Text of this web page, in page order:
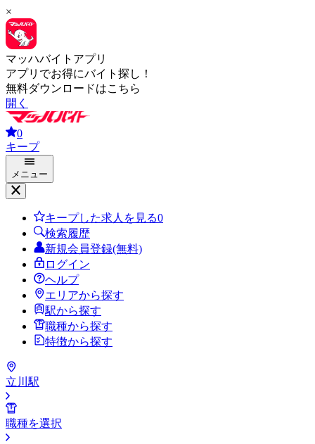
×
マッハバイトアプリ
アプリでお得にバイト探し！
無料ダウンロードはこちら
開く
0
キープ
メニュー
キープした求人を見る0
検索履歴
新規会員登録(無料)
ログイン
ヘルプ
エリアから探す
駅から探す
職種から探す
特徴から探す
立川駅
職種を選択